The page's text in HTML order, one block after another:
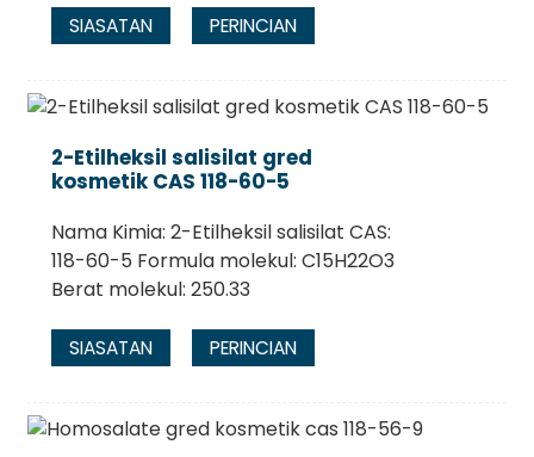
SIASATAN PERINCIAN
2-Etilheksil salisilat gred
kosmetik CAS 118-60-5
Nama Kimia: 2-Etilheksil salisilat CAS:
118-60-5 Formula molekul: C15H22O3
Berat molekul: 250.33
SIASATAN PERINCIAN